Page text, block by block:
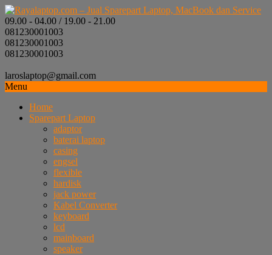
09.00 - 04.00 / 19.00 - 21.00
081230001003
081230001003
081230001003
laroslaptop@gmail.com
Menu
Home
Sparepart Laptop
adaptor
baterai laptop
casing
engsel
flexible
hardisk
jack power
Kabel Converter
keyboard
lcd
mainboard
speaker